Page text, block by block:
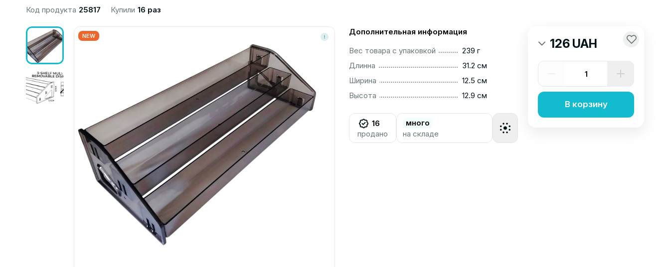
Код продукта 25817 Купили 16 раз
NEW
Дополнительная информация
Вес товара с упаковкой
...................................................................................................................................................................................................................................... 239 г
Длинна
...................................................................................................................................................................................................................................... 31.2 см
Ширина
...................................................................................................................................................................................................................................... 12.5 см
Высота
...................................................................................................................................................................................................................................... 12.9 см
16
продано
много
на складе
126 UAH
В корзину